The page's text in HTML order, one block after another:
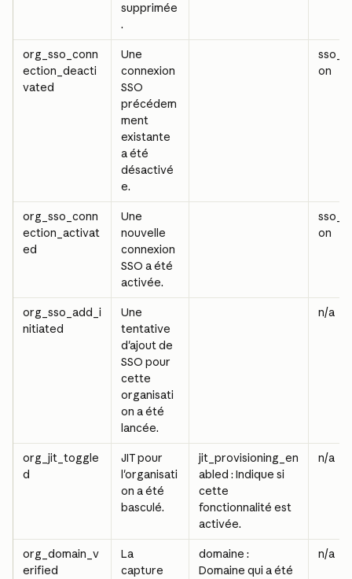
supprimée
.
org_sso_conn
ection_deacti
vated
Une
connexion
SSO
précédem
ment
existante
a été
désactivé
e.
on
org_sso_conn
ection_activat
ed
Une
nouvelle
connexion
SSO a été
activée.
on
org_sso_add_i
nitiated
Une
tentative
d'ajout de
SSO pour
cette
organisati
on a été
lancée.
n/a
org_jit_toggle
d
JIT pour
l'organisati
on a été
basculé.
jit_provisioning_en
abled : Indique si
cette
fonctionnalité est
activée.
n/a
org_domain_v
erified
La
capture
domaine :
Domaine qui a été
n/a